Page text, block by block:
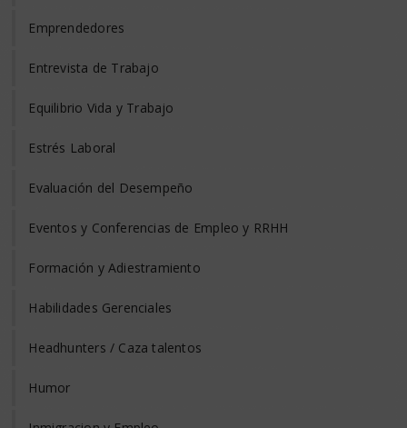
Emprendedores
Entrevista de Trabajo
Equilibrio Vida y Trabajo
Estrés Laboral
Evaluación del Desempeño
Eventos y Conferencias de Empleo y RRHH
Formación y Adiestramiento
Habilidades Gerenciales
Headhunters / Caza talentos
Humor